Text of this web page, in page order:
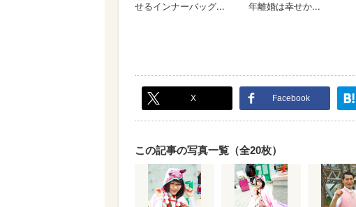
X Facebook
この記事の写真一覧（全20枚）